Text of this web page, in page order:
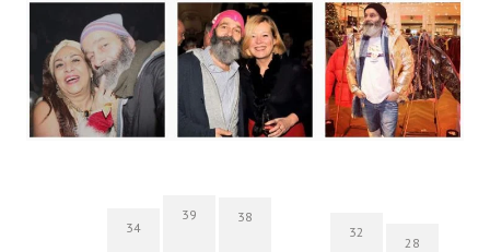
34
39 38
32
28